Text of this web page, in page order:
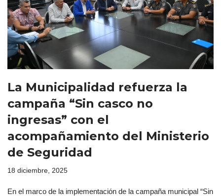
La Municipalidad refuerza la
campaña “Sin casco no
ingresas” con el
acompañamiento del Ministerio
de Seguridad
18 diciembre, 2025
En el marco de la implementación de la campaña municipal “Sin